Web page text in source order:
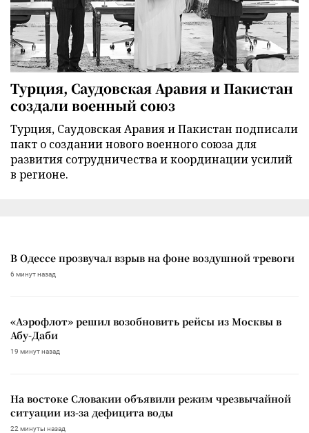
Турция, Саудовская Аравия и Пакистан
создали военный союз
Турция, Саудовская Аравия и Пакистан подписали
пакт о создании нового военного союза для
развития сотрудничества и координации усилий
в регионе.
В Одессе прозвучал взрыв на фоне воздушной тревоги
6 минут назад
«Аэрофлот» решил возобновить рейсы из Москвы в
Абу-Даби
19 минут назад
На востоке Словакии объявили режим чрезвычайной
ситуации из-за дефицита воды
22 минуты назад